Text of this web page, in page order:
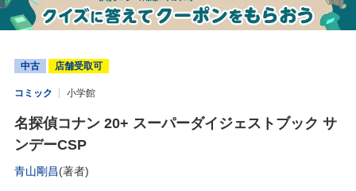
中古 店舗受取可
コミック 小学館
名探偵コナン 20+ スーパーダイジェストブック サ
ンデーCSP
青山剛昌(著者)